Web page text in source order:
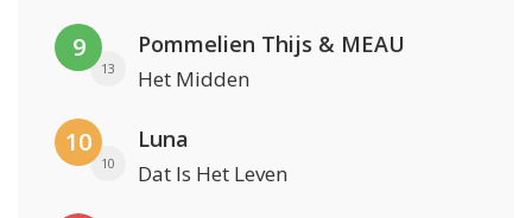
9
13
Pommelien Thijs & MEAU
Het Midden
10
10
Luna
Dat Is Het Leven